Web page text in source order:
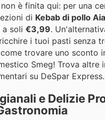
è finita qui: per una
di Kebab di pollo
soli €3,99.
i tuoi pasti senza
trovare uno sconto
Smeg! Trova altre
su DeSpar Express.
e Delizie